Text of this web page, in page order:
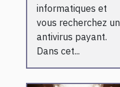
informatiques et
vous recherchez un
antivirus payant.
Dans cet...